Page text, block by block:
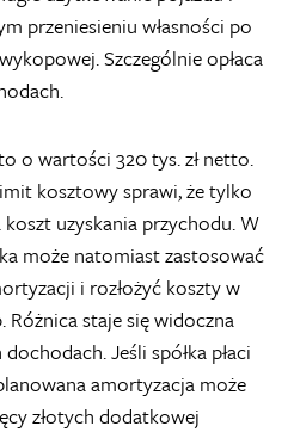
przeniesieniu własności po
Szczególnie opłaca
o wartości 320 tys. zł netto.
kosztowy sprawi, że tylko
uzyskania przychodu. W
może natomiast zastosować
i rozłożyć koszty w
staje się widoczna
Jeśli spółka płaci
amortyzacja może
złotych dodatkowej